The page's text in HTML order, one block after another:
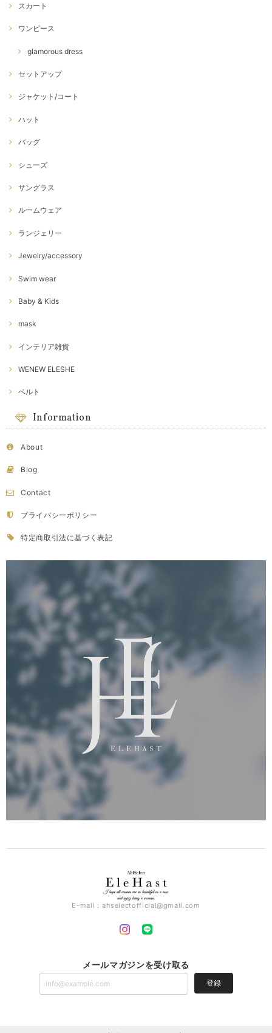
スカート
ワンピース
glamorous dress
セットアップ
ジャケット/コート
ハット
バッグ
シューズ
サングラス
ルームウェア
ランジェリー
Jewelry/accessory
Swim wear
Baby & Kids
mask
インテリア雑貨
WENEW ELESHE
ベルト
Information
About
Blog
Contact
プライバシーポリシー
特定商取引法に基づく表記
E-mail： ahselectofficial@gmail.com
メールマガジンを受け取る
登録